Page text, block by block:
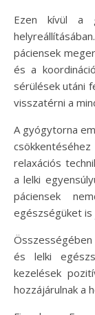
Ezen kívül a
páciensek
és a
sérülések utáni
visszatérni a
A gyógytorna
relaxációs
a lelki
páciensek
egészségüket is
és lelki
kezelések
hozzájárulnak a